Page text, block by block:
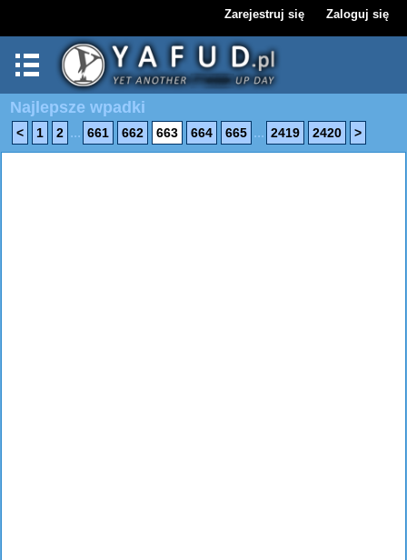
Zarejestruj się Zaloguj się
Najlepsze wpadki
< 1 2 ... 661 662 663 664 665 ... 2419 2420 >